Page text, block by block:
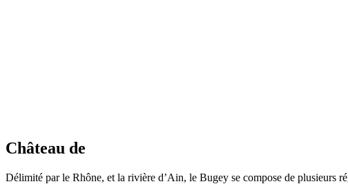
Château de
Délimité par le Rhône, et la rivière d’Ain, le Bugey se compose de plusieurs